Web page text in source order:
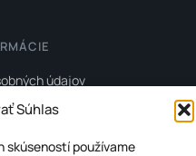
Súhlas
skúseností používame
údajov
súborov cookie (EÚ)